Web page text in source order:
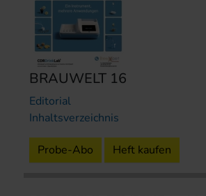
BRAUWELT 16
Editorial
Inhaltsverzeichnis
Probe-Abo Heft kaufen